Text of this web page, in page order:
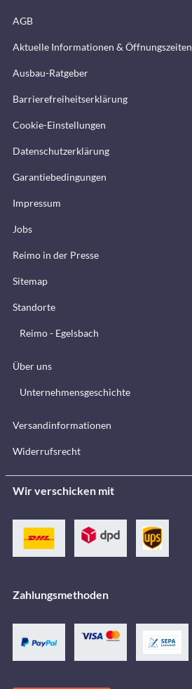
AGB
Aktuelle Informationen & Öffnungszeiten
Ausbau-Ratgeber
Barrierefreiheitserklärung
Cookie-Einstellungen
Datenschutzerklärung
Garantiebedingungen
Impressum
Jobs
Reimo in der Presse
Sitemap
Standorte
Reimo - Egelsbach
Über uns
Unternehmensgeschichte
Versandinformationen
Widerrufsrecht
Wir verschicken mit
Zahlungsmethoden